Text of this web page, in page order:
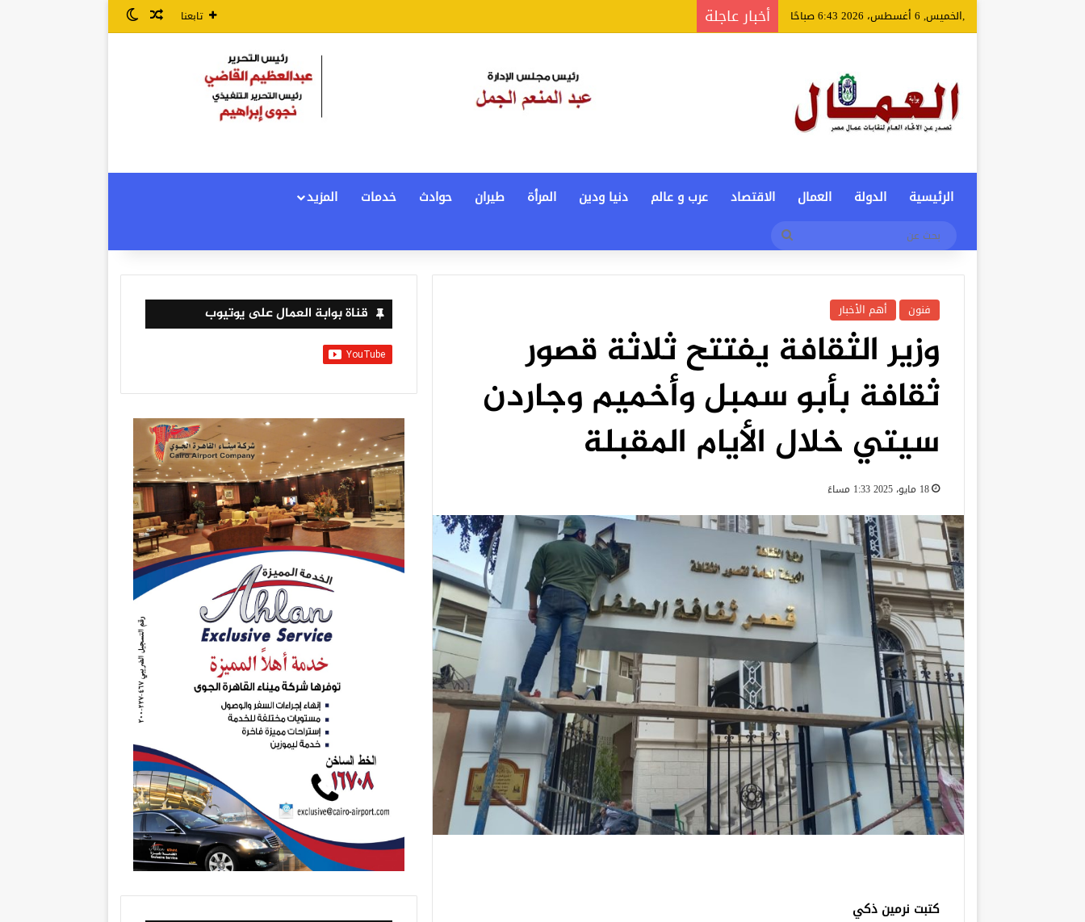
,الخميس, 6 أغسطس، 2026 6:43 صباحًا أخبار عاجلة تابعنا مقال عشوائي
الوضع المظلم
الرئيسية الدولة العمال الاقتصاد عرب و عالم دنيا ودين المرأة طيران حوادث خدمات
المزيد
فنون أهم الأخبار
وزير الثقافة يفتتح ثلاثة قصور
ثقافة بأبو سمبل وأخميم وجاردن
سيتي خلال الأيام المقبلة
18 مايو، 2025 1:33 مساءً
كتبت نرمين ذكي
قناة بوابة العمال على يوتيوب